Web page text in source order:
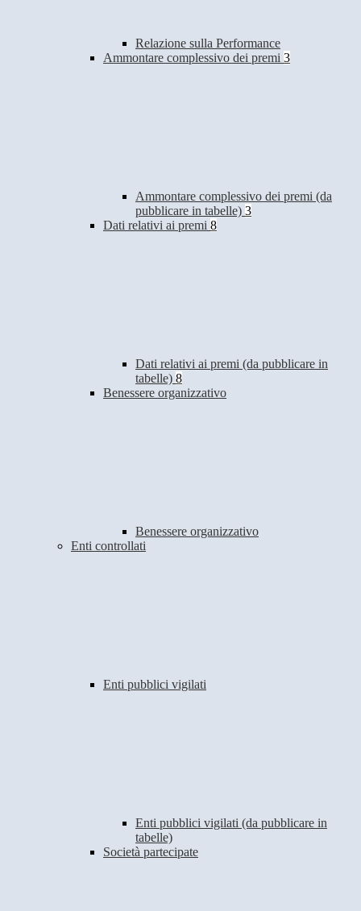
Relazione sulla Performance
Ammontare complessivo dei premi 3
Ammontare complessivo dei premi (da
pubblicare in tabelle) 3
Dati relativi ai premi 8
Dati relativi ai premi (da pubblicare in
tabelle) 8
Benessere organizzativo
Benessere organizzativo
Enti controllati
Enti pubblici vigilati
Enti pubblici vigilati (da pubblicare in
tabelle)
Società partecipate